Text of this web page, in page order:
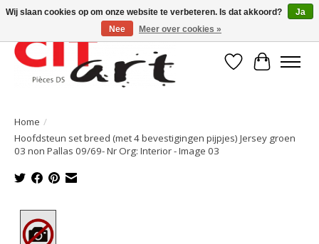
Verlanglijst
Home /
Hoofdsteun set breed (met 4 bevestigingen pijpjes) Jersey groen
03 non Pallas 09/69- Nr Org: Interior - Image 03
Wij slaan cookies op om onze website te verbeteren. Is dat akkoord?
Ja
Nee
Meer over cookies »